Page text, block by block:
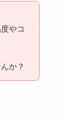
やコ
か？